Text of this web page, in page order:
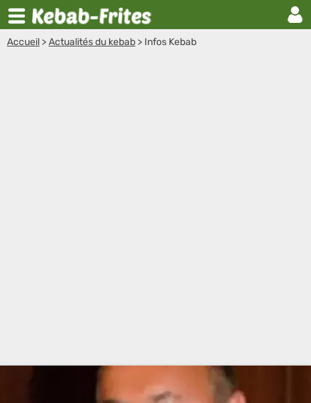
Accueil >Actualités du kebab > Infos Kebab